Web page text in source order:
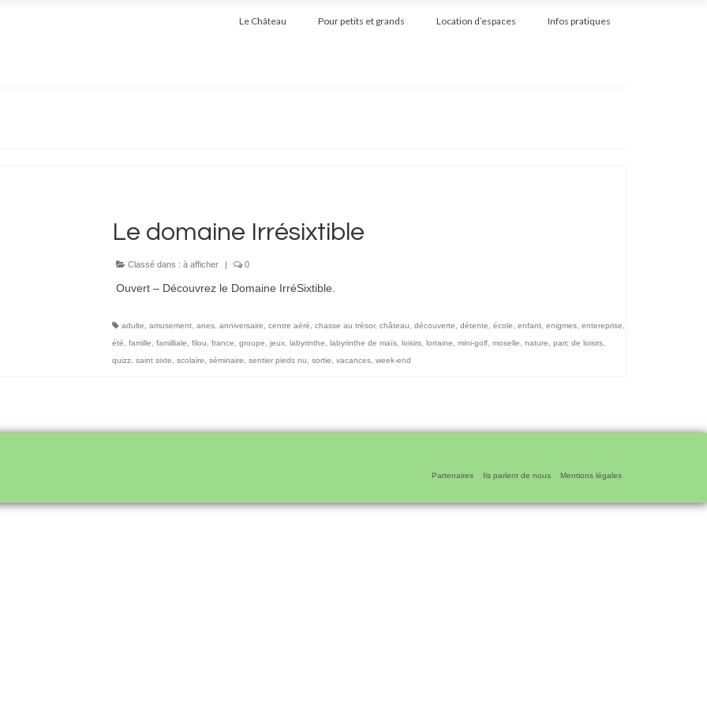
Le Château Pour petits et grands Location d’espaces Infos pratiques
Le domaine Irrésixtible
Classé dans : à afficher | 0
Ouvert – Découvrez le Domaine IrréSixtible.
adulte amusement, anes, anniversaire centre aéré chasse au trésor, château découverte détente école enfant, enigmes, entereprise
été
famille familliale filou france groupe jeux, labyrinthe labyrinthe de maïs, loisirs, lorraine mini-golf, moselle nature parc de loisirs,
quizz, saint sixte scolaire séminaire sentier pieds nu sortie vacances, week-end
Partenaires Ils parlent de nous Mentions légales